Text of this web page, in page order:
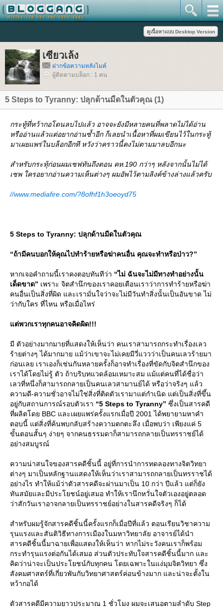
เซียวเล้ง
ฝากข้อความหลังไมค์
ผู้ติดตามบล็อก : 1 คน
5 Steps to Tyranny: ปลุกด้านมืดในตัวคุณ (1)
กระทู้ที่หว้ากอโดนลบไปแล้ว อาจจะยังมีหลายคนที่พลาดไม่ได้อ่าน
หรืออ่านแล้วแต่อยากอ่านซ้ำอีก ก็เลยนำเนื้อหาที่ผมเขียนไว้ในกระทู้
มาเผยแพร่ในบล็อกอีกที หวังว่าคราวนี้คงไม่ตามมาลบอีกนะ
สำหรับกระทุ้ก่อนผมเซฟทันถึงตอน คห.190 กว่าๆ หลังจากนั้นไม่ได้
เซพ ใครอยากอ่านความเห็นต่างๆ ผมอัพไว้ตามลิงค์ข้างล่างแล้วครับ
//www.mediafire.com/?8ofhf1h3oeoyd75
5 Steps to Tyranny: ปลุกด้านมืดในตัวคุณ
“ถ้ามีคนบอกให้คุณไปทำร้ายหรือฆ่าคนอื่น คุณจะทำหรือป่าว?”
หากเจอคำถามนี้เราคงตอบทันทีว่า “ไม่ ฉันจะไม่มีทางทำอย่างนั้น
เด็ดขาด” เพราะ จิตสำนึกของเราคอยเตือนเราว่าการทำร้ายหรือฆ่า
คนอื่นเป็นสิ่งที่ผิด และเรามั่นใจว่าจะไม่มีวันทำสิ่งนั้นเป็นอันขาด ไม่
ว่ากับใคร ที่ไหน หรือเมื่อไหร่
ต่พวกเราทุกคนอาจคิดผิด!!!
มี ตัวอย่างมากมายที่แสดงให้เห็นว่า คนเราสามารถกระทำเรื่องเลว
ร้ายต่างๆ ได้มากมาย แม้ว่าเขาจะไม่เคยมีวี่แววว่าเป็นคนเลวร้ายมา
ก่อนเลย เราเองก็เช่นกันหลายครั้งก็อาจทำเรื่องที่ขัดกับจิตสำนึกของ
เราได้โดยไม่รู้ ตัว ถ้าบริบทแวดล้อมเหมาะสม แม้แต่คนที่ได้ชื่อว่า
เลวที่หนึ่งก็สามารถกลายเป็นคนเลวสามานย์ได้ หรือว่าจริงๆ แล้ว
ความดี-ความชั่วอาจไม่ใช่สิ่งที่ติดตัวเรามาแต่กำเนิด แต่เป็นสิ่งที่ขึ้น
อยู่กับสถานการณ์รอบตัวเรา “5 Steps to Tyranny” ซึ่งเป็นสารคดี
ที่ผลิตโดย BBC และเผยแพร่ครั้งแรกเมื่อปี 2001 ได้พยายามหาคำ
ตอบนี้ แต่สิ่งที่ค้นพบกลับสร้างความตกตะลึง เมื่อพบว่า เพียงแค่ 5
ขั้นตอนสั้นๆ ง่ายๆ จากคนธรรมดาก็สามารถกลายเป็นทรราชย์ได้
อย่างสมบูรณ์
ความน่าสนใจของสารคดีชิ้นนี้ อยู่ที่การนำการทดลองทางจิตวิทยา
ต่างๆ มาเป็นหลักฐานแสดงให้เห็นว่าเราสามารถกลายเป็นทรราชได้
อย่างไร ทำให้แม้ว่าตัวสารคดีจะผ่านมาเป็น 10 กว่า ปีแล้ว แต่ก็ยัง
ทันสมัยและมีประโยชน์อยู่เสมอ ทำให้เรานึกหวั่นใจตัวเองอยู่ตลอด
ว่าสักวันเราอาจกลายเป็นทรราชย์อย่างในสารคดีจริงๆ ก็ได้
สำหรับผมรู้จักสารคดีชิ้นนี้ครั้งแรกก็เมื่อปีที่แล้ว ตอนเรียนวิชาความ
รุนแรงและสันติวิธีทางการเมืองในมหาวิทยาลัย อาจารย์ได้นำ
สารคดีชิ้นนี้มาฉายเพื่อแสดงให้เห็นว่า หากไม่ระวังคนเราก็พร้อม
กระทำรุนแรงต่อกันได้เสมอ ส่วนตัวประทับใจสารคดีชิ้นนี้มาก และ
คิดว่าน่าจะเป็นประโยชน์กับทุกคน โดยเฉพาะในแง่มุมจิตวิทยา ซึ่ง
สังคมศาสตร์ที่เกี่ยวพันกับวิทยาศาสตร์ค่อนข้างมาก และน่าจะตั้งใน
หว้ากอได้
ตัวสารคดีมีความยาวประมาณ 1 ชั่วโมง ผมจะเสนอตามลำดับ Step